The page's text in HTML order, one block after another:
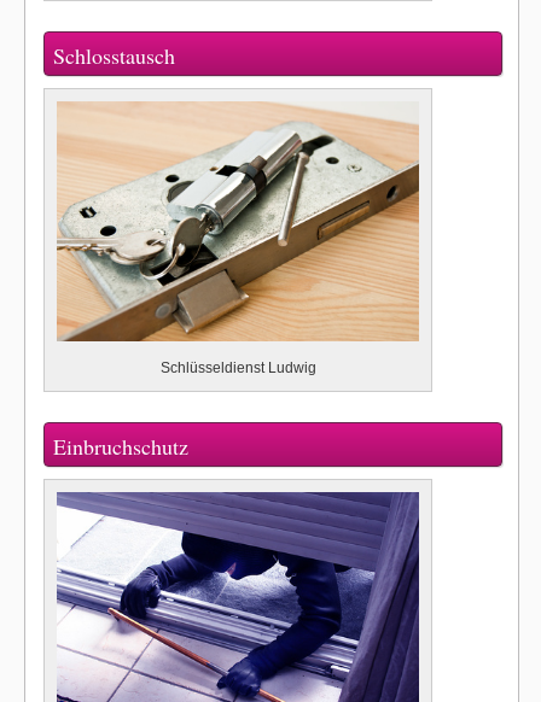
Schlosstausch
Schlüsseldienst Ludwig
Einbruchschutz